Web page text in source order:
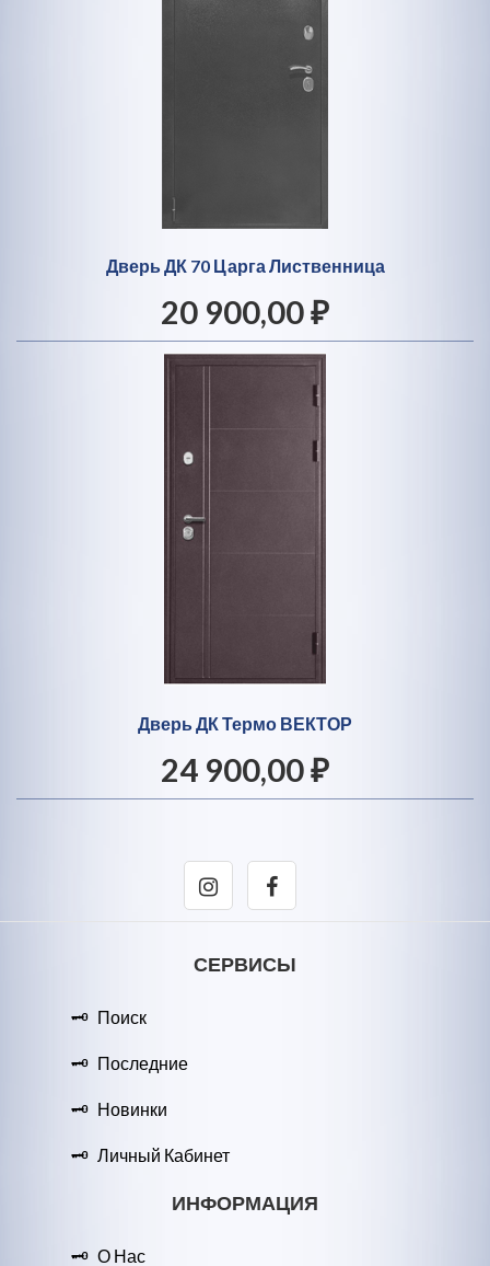
Дверь ДК 70 Царга Лиственница
20 900,00 ₽
Дверь ДК Термо ВЕКТОР
24 900,00 ₽
СЕРВИСЫ
Поиск
Последние
Новинки
Личный Кабинет
ИНФОРМАЦИЯ
О Нас